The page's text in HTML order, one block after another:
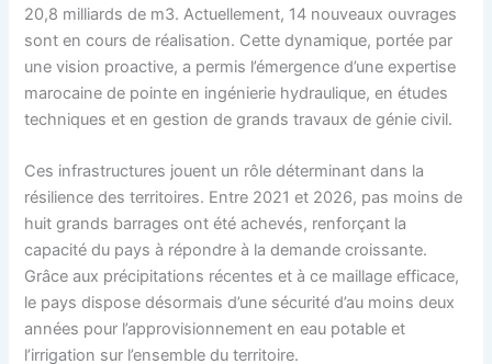
20,8 milliards de m3. Actuellement, 14 nouveaux ouvrages
sont en cours de réalisation. Cette dynamique, portée par
une vision proactive, a permis l’émergence d’une expertise
marocaine de pointe en ingénierie hydraulique, en études
techniques et en gestion de grands travaux de génie civil.
Ces infrastructures jouent un rôle déterminant dans la
résilience des territoires. Entre 2021 et 2026, pas moins de
huit grands barrages ont été achevés, renforçant la
capacité du pays à répondre à la demande croissante.
Grâce aux précipitations récentes et à ce maillage efficace,
le pays dispose désormais d’une sécurité d’au moins deux
années pour l’approvisionnement en eau potable et
l’irrigation sur l’ensemble du territoire.